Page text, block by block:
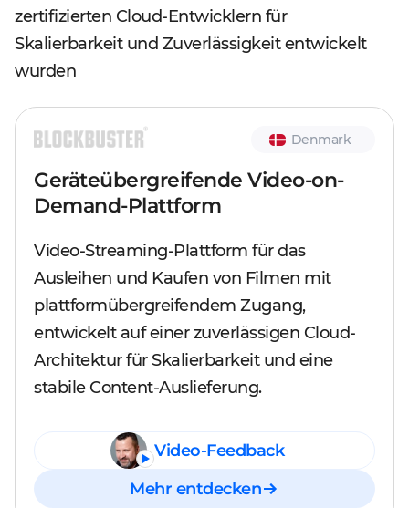
zertifizierten Cloud-Entwicklern für
Skalierbarkeit und Zuverlässigkeit entwickelt
wurden
Denmark
Geräteübergreifende Video-on-
Demand-Plattform
Video-Streaming-Plattform für das
Ausleihen und Kaufen von Filmen mit
plattformübergreifendem Zugang,
entwickelt auf einer zuverlässigen Cloud-
Architektur für Skalierbarkeit und eine
stabile Content-Auslieferung.
Mehr entdecken
Video-Feedback